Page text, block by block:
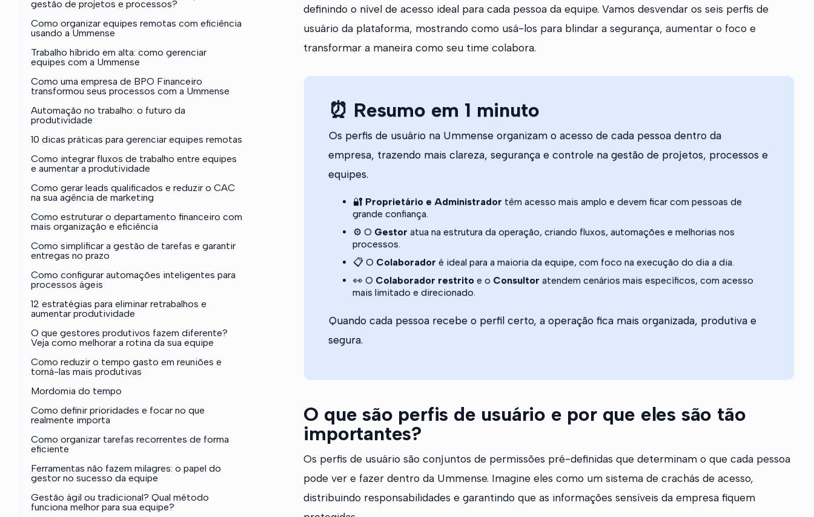
gestão de projetos e processos?
Como organizar equipes remotas com eficiência
usando a Ummense
Trabalho híbrido em alta: como gerenciar
equipes com a Ummense
Como uma empresa de BPO Financeiro
transformou seus processos com a Ummense
Automação no trabalho: o futuro da
produtividade
10 dicas práticas para gerenciar equipes remotas
Como integrar fluxos de trabalho entre equipes
e aumentar a produtividade
Como gerar leads qualificados e reduzir o CAC
na sua agência de marketing
Como estruturar o departamento financeiro com
mais organização e eficiência
Como simplificar a gestão de tarefas e garantir
entregas no prazo
Como configurar automações inteligentes para
processos ágeis
12 estratégias para eliminar retrabalhos e
aumentar produtividade
O que gestores produtivos fazem diferente?
Veja como melhorar a rotina da sua equipe
Como reduzir o tempo gasto em reuniões e
torná-las mais produtivas
Mordomia do tempo
Como definir prioridades e focar no que
realmente importa
Como organizar tarefas recorrentes de forma
eficiente
Ferramentas não fazem milagres: o papel do
gestor no sucesso da equipe
Gestão ágil ou tradicional? Qual método
funciona melhor para sua equipe?
definindo o nível de acesso ideal para cada pessoa da equipe. Vamos desvendar os seis perfis de
usuário da plataforma, mostrando como usá-los para blindar a segurança, aumentar o foco e
transformar a maneira como seu time colabora.
⏰ Resumo em 1 minuto
Os perfis de usuário na Ummense organizam o acesso de cada pessoa dentro da
empresa, trazendo mais clareza, segurança e controle na gestão de projetos, processos e
equipes.
🔐 Proprietário e Administrador têm acesso mais amplo e devem ficar com pessoas de
grande confiança.
⚙️ O Gestoratua na estrutura da operação, criando fluxos, automações e melhorias nos
processos.
📋 O Colaboradoré ideal para a maioria da equipe, com foco na execução do dia a dia.
👀 O Colaborador restrito e o Consultoratendem cenários mais específicos, com acesso
mais limitado e direcionado.
Quando cada pessoa recebe o perfil certo, a operação fica mais organizada, produtiva e
segura.
O que são perfis de usuário e por que eles são tão
importantes?
Os perfis de usuário são conjuntos de permissões pré-definidas que determinam o que cada pessoa
pode ver e fazer dentro da Ummense. Imagine eles como um sistema de crachás de acesso,
distribuindo responsabilidades e garantindo que as informações sensíveis da empresa fiquem